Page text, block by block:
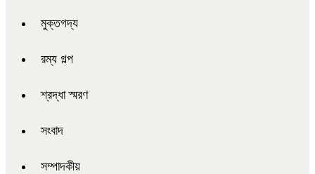
মুক্তগদ্য
রম্য গল্প
শ্রদ্ধা স্মরণ
সংবাদ
সম্পাদকীয়